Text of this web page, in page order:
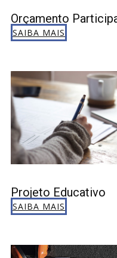
Orçamento
SAIBA MAIS
Projeto Educativo
SAIBA MAIS